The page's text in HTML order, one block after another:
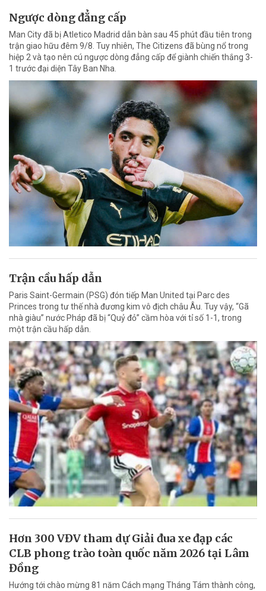
Ngược dòng đẳng cấp
Man City đã bị Atletico Madrid dẫn bàn sau 45 phút đầu tiên trong
trận giao hữu đêm 9/8. Tuy nhiên, The Citizens đã bùng nổ trong
hiệp 2 và tạo nên cú ngược dòng đẳng cấp để giành chiến thắng 3-
1 trước đại diện Tây Ban Nha.
Trận cầu hấp dẫn
Paris Saint-Germain (PSG) đón tiếp Man United tại Parc des
Princes trong tư thế nhà đương kim vô địch châu Âu. Tuy vậy, “Gã
nhà giàu” nước Pháp đã bị “Quỷ đỏ” cầm hòa với tỉ số 1-1, trong
một trận cầu hấp dẫn.
Hơn 300 VĐV tham dự Giải đua xe đạp các
CLB phong trào toàn quốc năm 2026 tại Lâm
Đồng
Hướng tới chào mừng 81 năm Cách mạng Tháng Tám thành công,